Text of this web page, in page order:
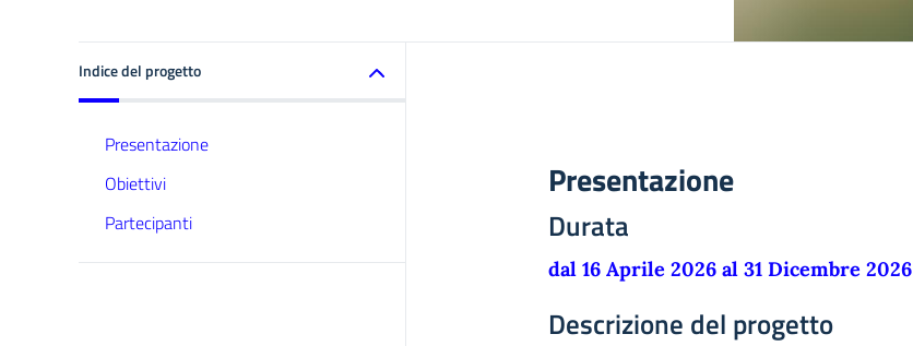
Indice del progetto
Presentazione
Obiettivi
Partecipanti
Presentazione
Durata
dal 16 Aprile 2026 al 31 Dicembre 2026
Descrizione del progetto